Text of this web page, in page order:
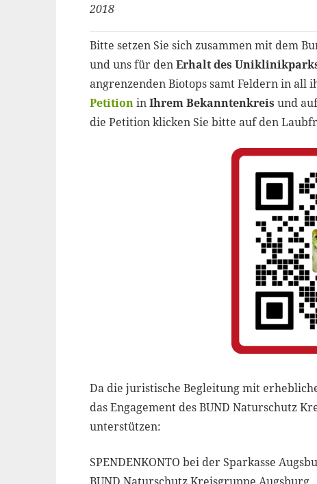
2018
Bitte setzen Sie sich zusammen mit dem
und uns für denErhalt des
angrenzenden Biotops samt Feldern in
PetitioninIhrem Bekanntenkreis und
die Petition klicken Sie bitte auf den
Da die juristische Begleitung mit
das Engagement des BUND Naturschutz
unterstützen:
SPENDENKONTO bei der Sparkasse